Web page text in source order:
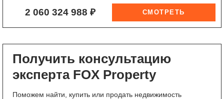
2 060 324 988 ₽
Получить консультацию
эксперта FOX Property
Поможем найти, купить или продать недвижимость